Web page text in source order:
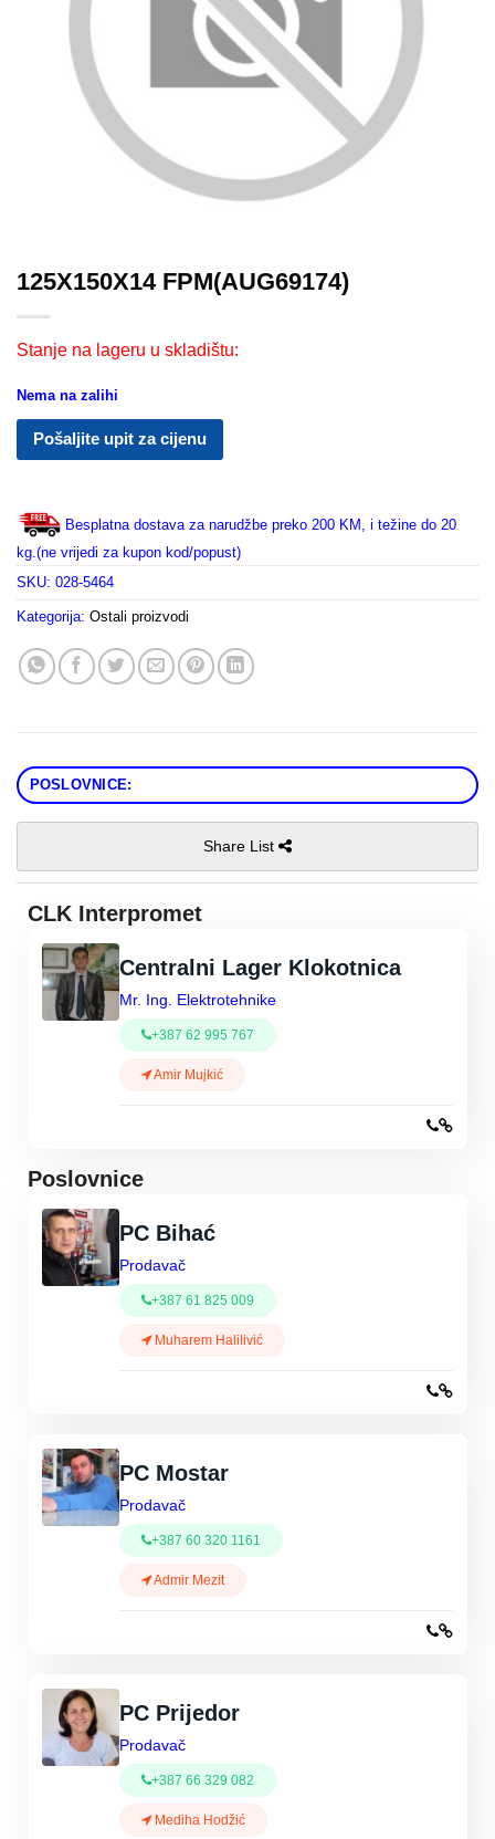
125X150X14 FPM(AUG69174)
Stanje na lageru u skladištu:
Nema na zalihi
Pošaljite upit za cijenu
Besplatna dostava za narudžbe preko 200 KM, i težine do 20
kg.(ne vrijedi za kupon kod/popust)
SKU: 028-5464
Kategorija: Ostali proizvodi
POSLOVNICE:
Share List
CLK Interpromet
Centralni Lager Klokotnica
Mr. Ing. Elektrotehnike
+387 62 995 767
Amir Mujkić
Poslovnice
PC Bihać
Prodavač
+387 61 825 009
Muharem Halilivić
PC Mostar
Prodavač
+387 60 320 1161
Admir Mezit
PC Prijedor
Prodavač
+387 66 329 082
Mediha Hodžić